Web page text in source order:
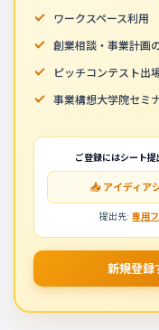
ワークスペース利用
創業相談・事業計画
ピッチコンテスト出
事業構想大学院セミ
ご登録にはシート
📥 アイディア
提出先:専用
新規登録